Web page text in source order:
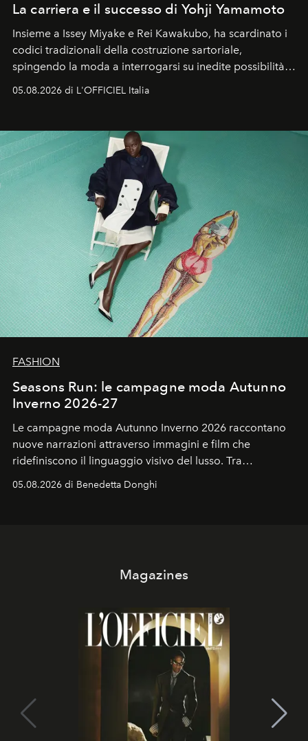
La carriera e il successo di Yohji Yamamoto
Insieme a Issey Miyake e Rei Kawakubo, ha scardinato i
codici tradizionali della costruzione sartoriale,
spingendo la moda a interrogarsi su inedite possibilità
formali e a ridefinire il concetto stesso di silhouette.
un’impronta indelebile nella storia della moda.
05.08.2026 di L'OFFICIEL Italia
FASHION
Seasons Run: le campagne moda Autunno
Inverno 2026-27
Le campagne moda Autunno Inverno 2026 raccontano
nuove narrazioni attraverso immagini e film che
ridefiniscono il linguaggio visivo del lusso. Tra
protagonisti del cinema, volti della cultura
contemporanea e storytelling d'autore, le maison
05.08.2026 di Benedetta Donghi
Magazines